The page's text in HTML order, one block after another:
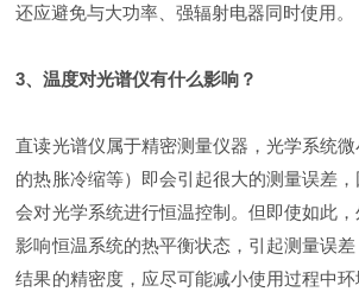
还应避免与大功率、强辐射电器同时使用。
3、温度对光谱仪有什么影响？
直读光谱仪属于精密测量仪器，光学系统
的热胀冷缩等）即会引起很大的测量误差
会对光学系统进行恒温控制。但即使如此
影响恒温系统的热平衡状态，引起测量误
结果的精密度，应尽可能减小使用过程中